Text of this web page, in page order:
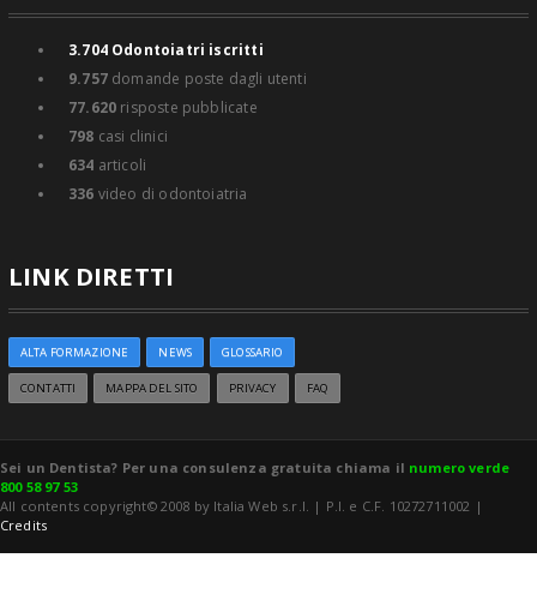
3.704Odontoiatri iscritti
9.757domande poste dagli utenti
77.620 risposte pubblicate
798 casi clinici
634 articoli
336 video di odontoiatria
LINK DIRETTI
ALTA FORMAZIONE NEWS GLOSSARIO
CONTATTI MAPPA DEL SITO PRIVACY FAQ
Sei un Dentista? Per una consulenza gratuita chiama il numero verde
800 58 97 53
All contents copyright© 2008 by Italia Web s.r.l. | P.I. e C.F. 10272711002 |
Credits